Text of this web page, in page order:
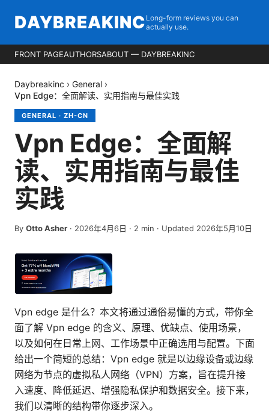
DAYBREAKINC Long-form reviews you can
actually use.
FRONT PAGEAUTHORSABOUT — DAYBREAKINC
Daybreakinc › General ›
Vpn Edge：全面解读、实用指南与最佳实践
GENERAL · ZH-CN
Vpn Edge：全面解
读、实用指南与最佳
实践
By Otto Asher · 2026年4月6日 · 2 min · Updated 2026年5月10日
Vpn edge 是什么？本文将通过通俗易懂的方式，带你全
面了解 Vpn edge 的含义、原理、优缺点、使用场景，
以及如何在日常上网、工作场景中正确选用与配置。下面
给出一个简短的总结：Vpn edge 就是以边缘设备或边缘
网络为节点的虚拟私人网络（VPN）方案，旨在提升接
入速度、降低延迟、增强隐私保护和数据安全。接下来，
我们以清晰的结构带你逐步深入。